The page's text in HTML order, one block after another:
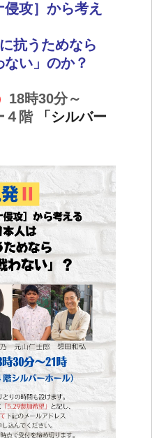
攻］から考え
抗うためなら
ない」のか？
18時30分～
４階
「 シルバー